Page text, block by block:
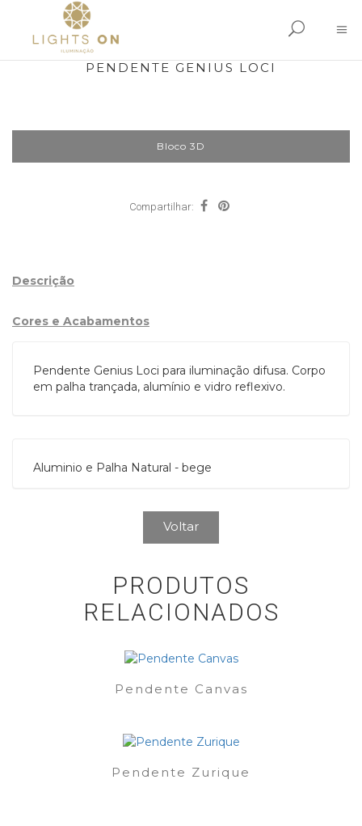
PENDENTE GENIUS LOCI
Bloco 3D
Compartilhar:
Descrição
Cores e Acabamentos
Pendente Genius Loci para iluminação difusa. Corpo
em palha trançada, alumínio e vidro reflexivo.
Aluminio e Palha Natural - bege
Voltar
PRODUTOS
RELACIONADOS
Pendente Canvas
Pendente Zurique